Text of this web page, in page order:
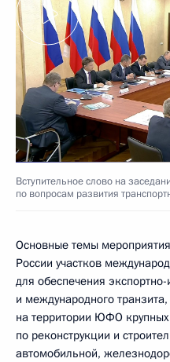
Вступительное слово на
по вопросам развития
Основные темы
России участков
для обеспечения
и международного
на территории ЮФО
по реконструкции и
автомобильной,